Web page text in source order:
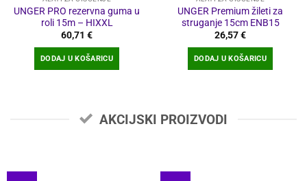
UNGER PRO rezervna guma u
roli 15m – HIXXL
60,71 €
DODAJ U KOŠARICU
UNGER Premium žileti za
struganje 15cm ENB15
26,57€
DODAJ U KOŠARICU
AKCIJSKI PROIZVODI